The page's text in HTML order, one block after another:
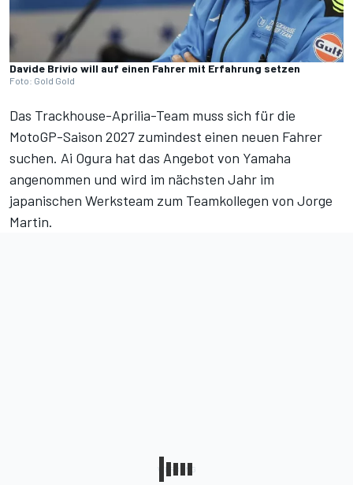
Davide Brivio will auf einen Fahrer mit Erfahrung setzen
Foto: Gold Gold
Das Trackhouse-Aprilia-Team muss sich für die
MotoGP-Saison 2027 zumindest einen neuen Fahrer
suchen. Ai Ogura hat das Angebot von Yamaha
angenommen und wird im nächsten Jahr im
japanischen Werksteam zum Teamkollegen von Jorge
Martin.